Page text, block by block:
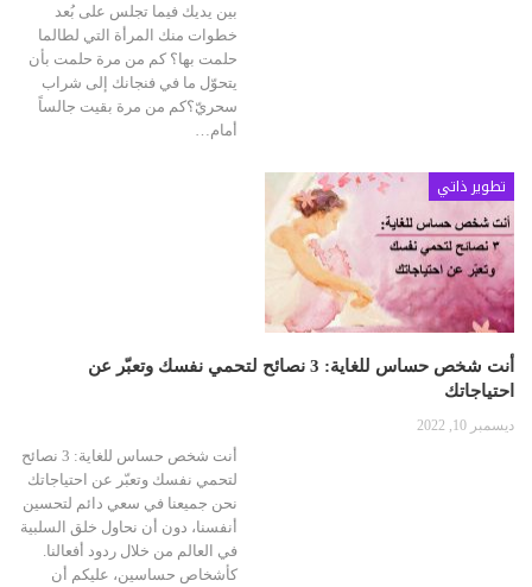
بين يديك فيما تجلس على بُعد
خطوات منك المرأة التي لطالما
حلمت بها؟ كم من مرة حلمت بأن
يتحوّل ما في فنجانك إلى شراب
سحريّ؟كم من مرة بقيت جالساً
أمام…
تطوير ذاتي
أنت شخص حساس للغاية: 3 نصائح لتحمي نفسك وتعبّر عن
احتياجاتك
ديسمبر 10, 2022
أنت شخص حساس للغاية: 3 نصائح
لتحمي نفسك وتعبّر عن احتياجاتك
نحن جميعنا في سعي دائم لتحسين
أنفسنا، دون أن نحاول خلق السلبية
في العالم من خلال ردود أفعالنا.
كأشخاص حساسين، عليكم أن